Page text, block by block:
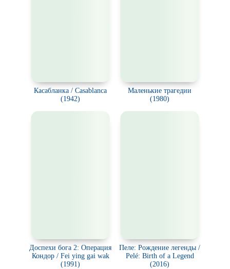
Касабланка / Casablanca
(1942)
Маленькие трагедии
(1980)
Доспехи бога 2: Операция
Кондор / Fei ying gai wak
(1991)
Пеле: Рождение легенды /
Pelé: Birth of a Legend
(2016)